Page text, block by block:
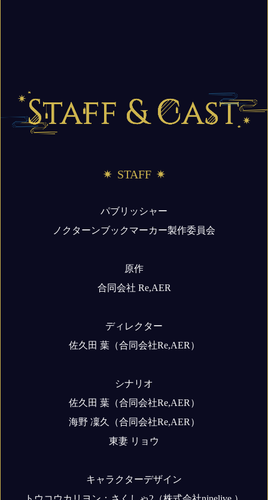
STAFF
パブリッシャー
ノクターンブックマーカー製作委員会
原作
合同会社 Re,AER
ディレクター
佐久田 葉（合同会社Re,AER）
シナリオ
佐久田 葉（合同会社Re,AER）
海野 凜久（合同会社Re,AER）
東妻 リョウ
キャラクターデザイン